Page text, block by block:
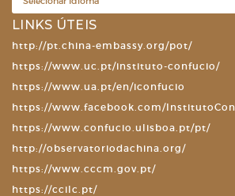
LINKS ÚTEIS
http://pt.china-embassy.org/pot/
https://www.uc.pt/instituto-confucio/
https://www.ua.pt/en/iconfucio
https://www.facebook.com/
https://www.confucio.ulisboa.pt/pt/
http://observatoriodachina.org/
https://www.cccm.gov.pt/
https://ccilc.pt/